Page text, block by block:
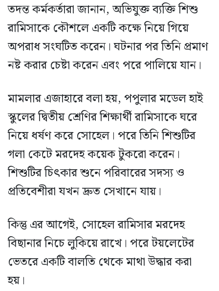
তদন্ত কর্মকর্তারা জানান, অভিযুক্ত ব্যক্তি শিশু
রামিসাকে কৌশলে একটি কক্ষে নিয়ে গিয়ে
অপরাধ সংঘটিত করেন। ঘটনার পর তিনি প্রমাণ
নষ্ট করার চেষ্টা করেন এবং পরে পালিয়ে যান।
মামলার এজাহারে বলা হয়, পপুলার মডেল হাই
স্কুলের দ্বিতীয় শ্রেণির শিক্ষার্থী রামিসাকে ঘরে
নিয়ে ধর্ষণ করে সোহেল। পরে তিনি শিশুটির
গলা কেটে মরদেহ কয়েক টুকরো করেন।
শিশুটির চিৎকার শুনে পরিবারের সদস্য ও
প্রতিবেশীরা যখন দ্রুত সেখানে যায়।
কিন্তু এর আগেই, সোহেল রামিসার মরদেহ
বিছানার নিচে লুকিয়ে রাখে। পরে টয়লেটের
ভেতরে একটি বালতি থেকে মাথা উদ্ধার করা
হয়।